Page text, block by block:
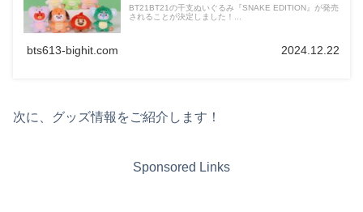
BT21BT21の干支ぬいぐるみ『SNAKE EDITION』が発売
されることが決定しました！...
bts613-bighit.com 2024.12.22
次に、グッズ情報をご紹介します！
Sponsored Links